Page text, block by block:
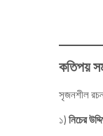
কতিপয়
সৃজনশীল
১)নিচের